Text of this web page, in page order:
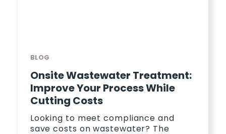
BLOG
Onsite Wastewater Treatment:
Improve Your Process While
Cutting Costs
Looking to meet compliance and
save costs on wastewater? The